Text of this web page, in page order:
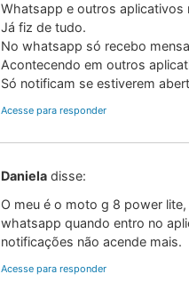
Whatsapp e outros
Já fiz de tudo.
No whatsapp só recebo
Acontecendo em outros
Só notificam se estiverem
Acesse para responder
Daniela disse:
O meu é o moto g 8 power
whatsapp quando entro no
notificações não acende mais.
Acesse para responder